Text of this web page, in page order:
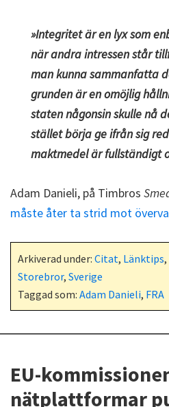
»Integritet är en lyx som
när andra intressen står
man kunna sammanfatta
grunden är en omöjlig
staten någonsin skulle nå
stället börja ge ifrån sig
maktmedel är fullständigt
Adam Danieli, på Timbros
måste åter ta strid mot
Arkiverad under: Citat, Länktips,
Storebror, Sverige
Taggad som: Adam Danieli, FRA
EU-
nätplattformar